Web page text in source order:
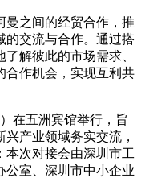
曼之间的经贸合作，推
的交流与合作。通过搭
解彼此的市场需求、
合作机会，实现互利共
在五洲宾馆举行，旨
产业领域务实交流，
本次对接会由深圳市工
公室、深圳市中小企业